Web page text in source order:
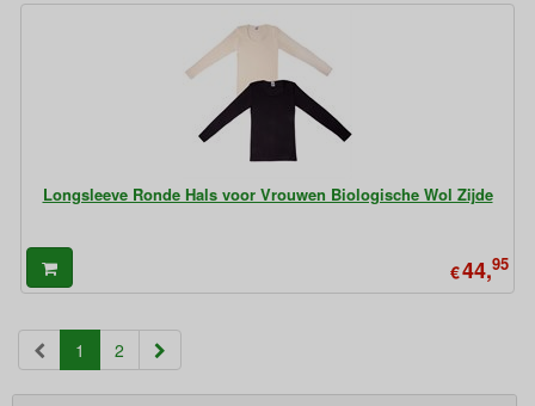
Longsleeve Ronde Hals voor Vrouwen Biologische Wol Zijde
€44,95
1 (current)
2